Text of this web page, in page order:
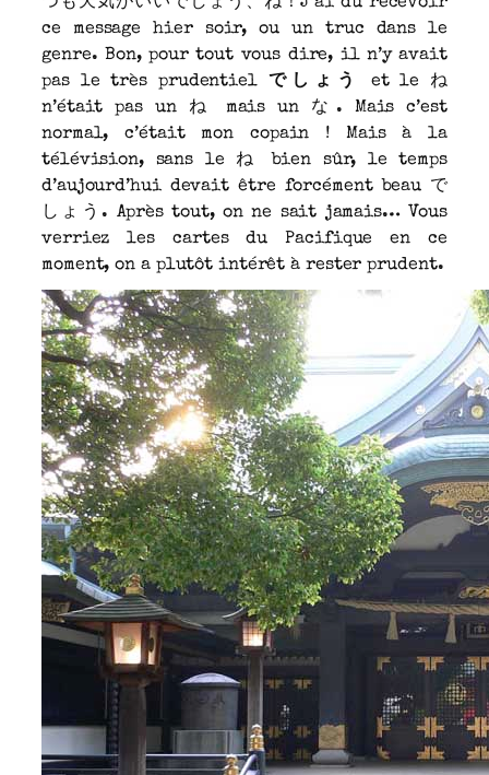
ce message hier soir, ou un truc dans le
genre. Bon, pour tout vous dire, il n’y avait
pas le très prudentiel でしょう
et le ね
n’était pas un ね mais un な. Mais c’est
normal, c’était mon copain ! Mais à la
télévision, sans le ね bien sûr, le temps
d’aujourd’hui devait être forcément beau で
しょう. Après tout, on ne sait jamais… Vous
verriez les cartes du Pacifique en ce
moment, on a plutôt intérêt à rester prudent.